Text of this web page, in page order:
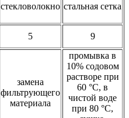
стекловолокно стальная сетка
5 9
замена
фильтрующего
материала
промывка в
10% содовом
растворе при
60 °С, в
чистой воде
при 80 °С,